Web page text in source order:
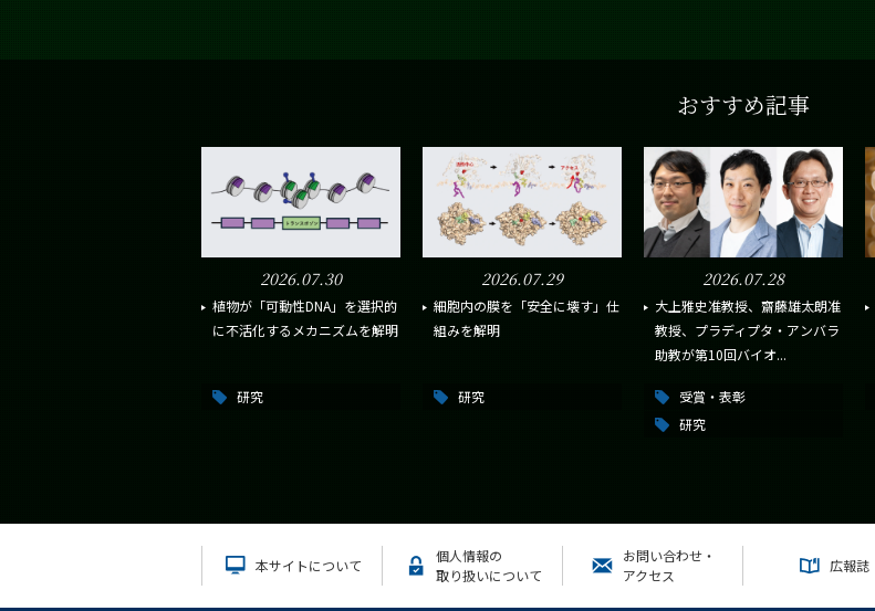
おすすめ記事
2026.07.30
植物が「可動性DNA」を選択的
に不活化するメカニズムを解明
研究
2026.07.29
細胞内の膜を「安全に壊す」仕
組みを解明
研究
2026.07.28
大上雅史准教授、齋藤雄太朗准
教授、プラディプタ・アンバラ
助教が第10回バイオ...
受賞・表彰
研究
本サイトについて
個人情報の
取り扱いについて
お問い合わせ・
アクセス
広報誌